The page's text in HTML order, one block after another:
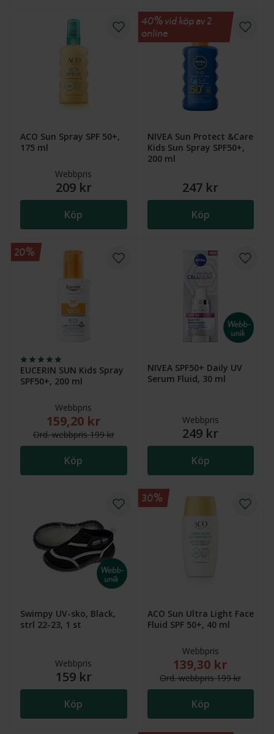
ACO Sun Spray SPF 50+,
175 ml
Webbpris
209 kr
Köp
NIVEA Sun Protect &Care
Kids Sun Spray SPF50+,
200 ml
247 kr
Köp
40% vid köp av 2
online
EUCERIN SUN Kids Spray
SPF50+, 200 ml
Webbpris
Nytt reducerat pris: 159,20 kr. Ordinarie webbpris
159,20 kr
Ord.webbpris199 kr
Köp
20%
NIVEA SPF50+ Daily UV
Serum Fluid, 30 ml
Webbpris
249 kr
Köp
Swimpy UV-sko, Black,
strl 22-23, 1 st
Webbpris
159 kr
Köp
ACO Sun Ultra Light Face
Fluid SPF 50+, 40 ml
Webbpris
Nytt reducerat
139,30 kr
Ord.webbpris199 kr
Köp
30%